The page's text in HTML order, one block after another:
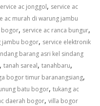
ac jonggol, service ac
ac murah di warung jambu
bogor, service ac ranca bungur,
jambu bogor, service elektronik
barang asri kel sindang
,tanah sareal,tanahbaru,
bogor timur baranangsiang,
batu bogor,tukang ac
daerah bogor,villa bogor